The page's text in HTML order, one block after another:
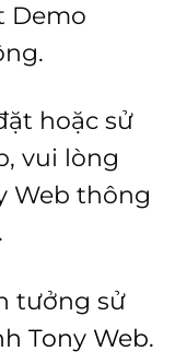
Demo
hoặc sử
vui lòng
Web thông
tưởng sử
Tony Web.